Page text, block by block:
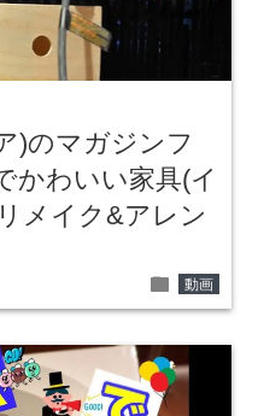
)のマガジンフ
かわいい家具(イ
メイク&アレン
folder 動画